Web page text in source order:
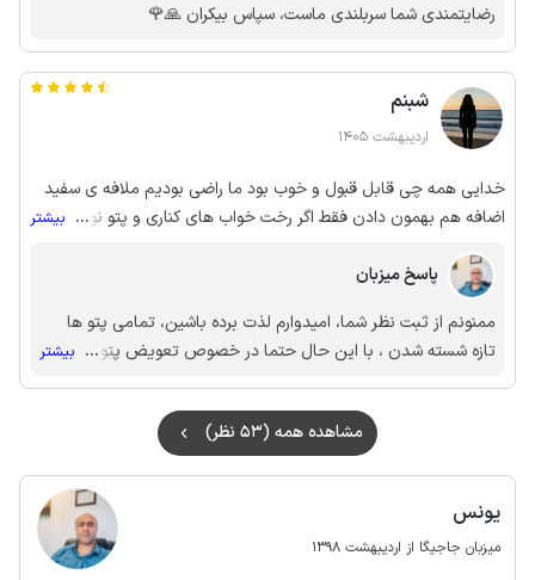
رضایتمندی شما سربلندی ماست، سپاس بیکران 🙏🌹
شبنم
اردیبهشت 1405
خدایی همه چی قابل قبول و خوب بود ما راضی بودیم ملافه ی سفید
اضافه هم بهمون دادن فقط اگر رخت خواب های کناری و پتو نو باشن
نکردیم
... بیشتر
پاسخ میزبان
ممنونم از ثبت نظر شما، امیدوارم لذت برده باشین، تمامی پتو ها
تازه شسته شدن ، با این حال حتما در خصوص تعویض پتو شخصا
... بیشتر
مشاهده همه (53 نظر)
یونس
میزبان جاجیگا از اردیبهشت 1398